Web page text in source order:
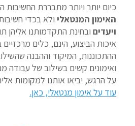
כיום יותר ויותר מתבררת החשיבות
האימון המנטאליולא בכדי
ויעדיםובחינת התקדמותנו אליהן
איכות הביצוע, הינם, כלים
ההתכוננות, המיקוד וההבנה
ואימונים קשים בשילוב של עבודה
על הרגש, יביאו אותנו למקומות
עוד על אימון מנטאלי, כאן.